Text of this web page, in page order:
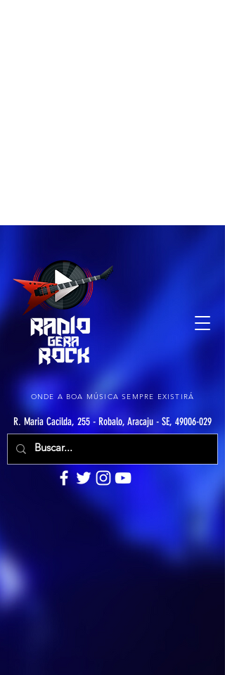
ONDE A BOA MÚSICA SEMPRE EXISTIRÁ
R. Maria Cacilda, 255 - Robalo, Aracaju - SE, 49006-029